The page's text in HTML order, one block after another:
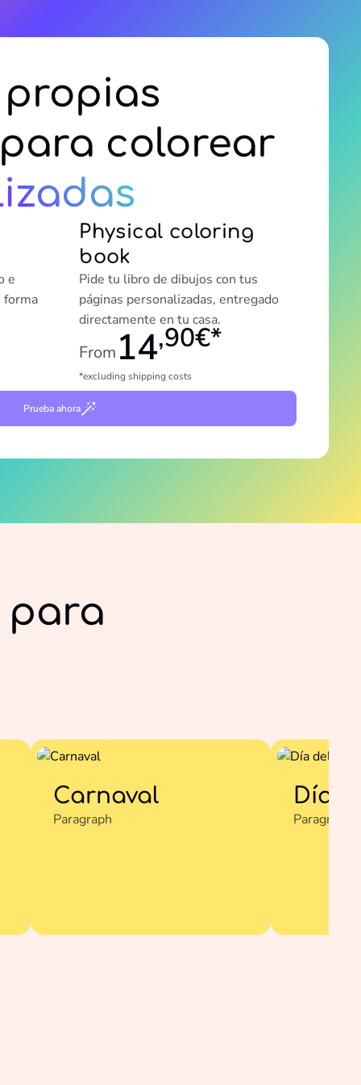
colorear
e
forma
Physical coloring
book
Pide tu libro de dibujos con tus
páginas personalizadas, entregado
directamente en tu casa.
From 14,90€*
*excluding shipping costs
Prueba ahora
para
Carnaval
Paragraph
Día
Paragraph